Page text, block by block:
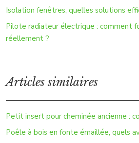
Isolation fenêtres, quelles solutions
Pilote radiateur électrique : comment
réellement ?
Articles similaires
Petit insert pour cheminée ancienne :
Poêle à bois en fonte émaillée, quels